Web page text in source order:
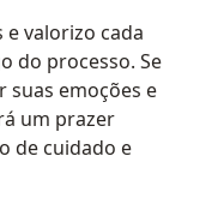
e valorizo cada
do processo. Se
suas emoções e
um prazer
de cuidado e